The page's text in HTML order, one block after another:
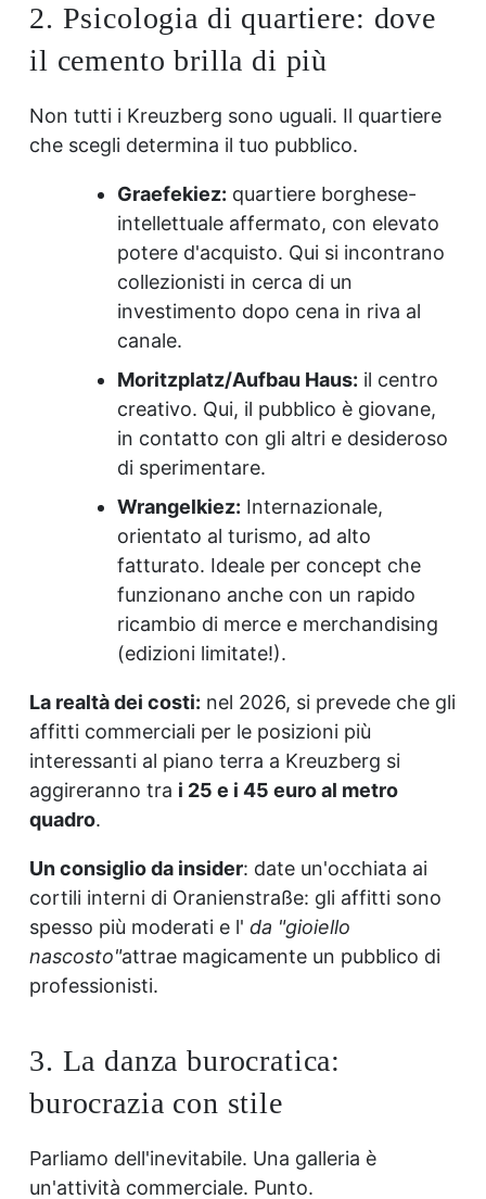
2. Psicologia di quartiere: dove
il cemento brilla di più
Non tutti i Kreuzberg sono uguali. Il quartiere
che scegli determina il tuo pubblico.
Graefekiez: quartiere borghese-
intellettuale affermato, con elevato
potere d'acquisto. Qui si incontrano
collezionisti in cerca di un
investimento dopo cena in riva al
canale.
Moritzplatz/Aufbau Haus: il centro
creativo. Qui, il pubblico è giovane,
in contatto con gli altri e desideroso
di sperimentare.
Wrangelkiez: Internazionale,
orientato al turismo, ad alto
fatturato. Ideale per concept che
funzionano anche con un rapido
ricambio di merce e merchandising
(edizioni limitate!).
La realtà dei costi: nel 2026, si prevede che gli
affitti commerciali per le posizioni più
interessanti al piano terra a Kreuzberg si
aggireranno tra i 25 e i 45 euro al metro
quadro.
Un consiglio da insider: date un'occhiata ai
cortili interni di Oranienstraße: gli affitti sono
spesso più moderati e l' da "gioiello
nascosto"attrae magicamente un pubblico di
professionisti.
3. La danza burocratica:
burocrazia con stile
Parliamo dell'inevitabile. Una galleria è
un'attività commerciale. Punto.